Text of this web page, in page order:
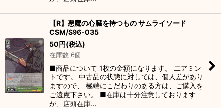
【R】悪魔の心臓を持つもの サムライソード
CSM/S96-035
50円(税込)
在庫数 6個
■商品について 1枚の金額になります。 二アミン
トです。 中古品の状態に対しては、個人差があり
ますので、 極端にこだわりのある方は、ご購入を
ご遠慮下さい。 ■在庫は十分注意しております
が、店頭在庫…